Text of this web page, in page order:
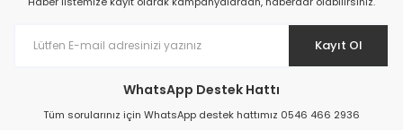
Kayıt Ol
WhatsApp Destek Hattı
Tüm sorularınız için WhatsApp destek hattımız 0546 466 2936